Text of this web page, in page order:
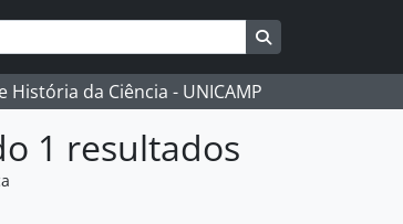
da Ciência - UNICAMP
1 resultados